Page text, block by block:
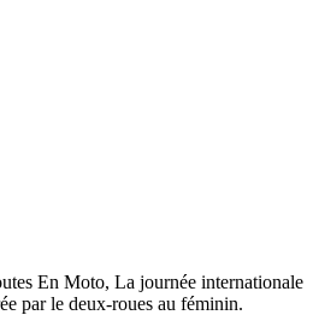
En Moto, La journée internationale
par le deux-roues au féminin.